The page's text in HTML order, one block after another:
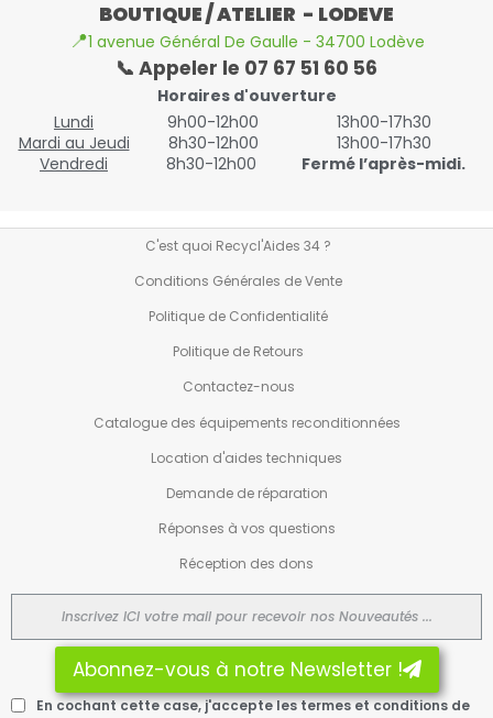
BOUTIQUE / ATELIER - LODEVE
📍1 avenue Général De Gaulle - 34700 Lodève
📞 Appeler le 07 67 51 60 56
Horaires d'ouverture
Lundi
9h00-12h00
13h00-17h30
Mardi au Jeudi
8h30-12h00
13h00-17h30
Vendredi
8h30-12h00 Fermé l’après-midi.
C'est quoi Recycl'Aides 34 ?
Conditions Générales de Vente
Politique de Confidentialité
Politique de Retours
Contactez-nous
Catalogue des équipements reconditionnées
Location d'aides techniques
Demande de réparation
Réponses à vos questions
Réception des dons
Abonnez-vous à notre Newsletter !
En cochant cette case, j'accepte les termes et conditions de